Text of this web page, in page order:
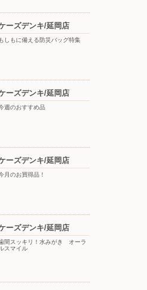
上質
ーズデンキ/延岡店
もしもに備える防災バッグ特集
ーズデンキ/延岡店
週のおすすめ品
ーズデンキ/延岡店
月のお買得品！
ーズデンキ/延岡店
間スッキリ！水みがき オーラ
スマイル